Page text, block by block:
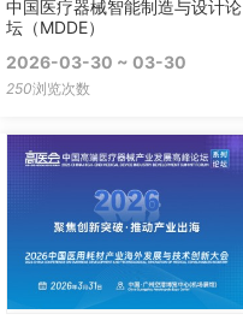
中国医疗器械智能制造与设计论
坛（MDDE）
2026-03-30 ~ 03-30
250浏览次数